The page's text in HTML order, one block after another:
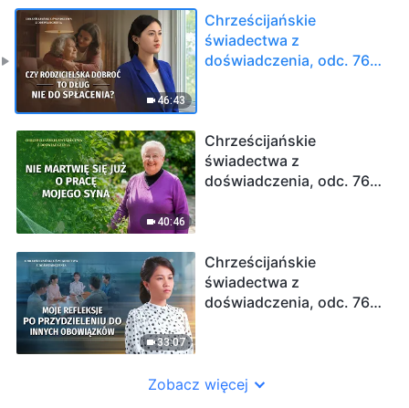
46:43
Chrześcijańskie
świadectwa z
doświadczenia, odc. 768:
40:46
Chrześcijańskie
świadectwa z
doświadczenia, odc. 766:
33:07
Chrześcijańskie
świadectwa z
doświadczenia, odc. 767:
Zobacz więcej